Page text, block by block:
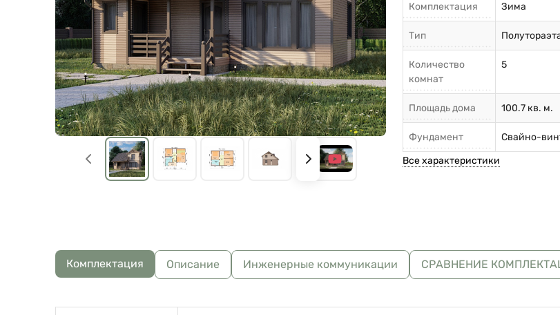
Комплектация Зима
Тип
Количество
комнат
5
Площадь дома 100.7 кв. м.
Фундамент
Свайно-
Все характеристики
Комплектация Описание Инженерные коммуникации СРАВНЕНИЕ